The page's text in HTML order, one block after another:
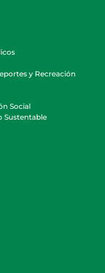
y Recreación
Social
Sustentable